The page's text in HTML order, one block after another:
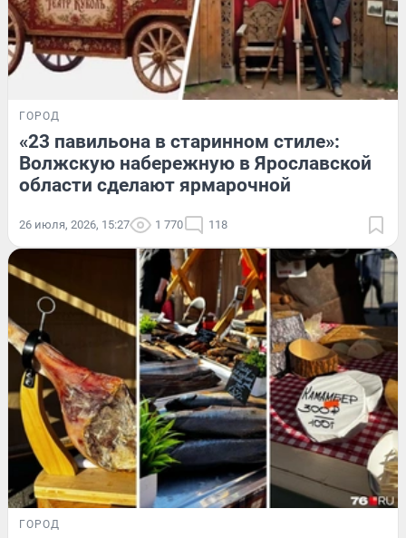
ГОРОД
«23 павильона в старинном стиле»:
Волжскую набережную в Ярославской
области сделают ярмарочной
26 июля, 2026, 15:27 1 770 118
ГОРОД